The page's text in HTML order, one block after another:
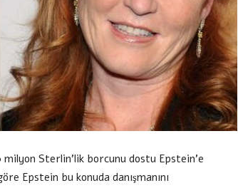
Sterlin’lik borcunu dostu Epstein’e
Epstein bu konuda danışmanını